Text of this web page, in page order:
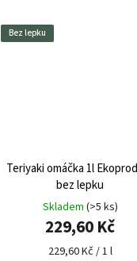
Bez lepku
Teriyaki omáčka 1l
bez lepku
Skladem (>5 ks)
229,60 Kč
229,60 Kč / 1 l